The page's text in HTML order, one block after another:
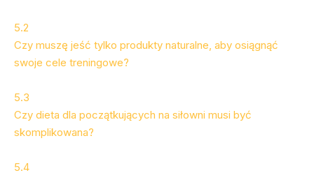
5.2
Czy muszę jeść tylko produkty naturalne, aby osiągnąć
swoje cele treningowe?
5.3
Czy dieta dla początkujących na siłowni musi być
skomplikowana?
5.4